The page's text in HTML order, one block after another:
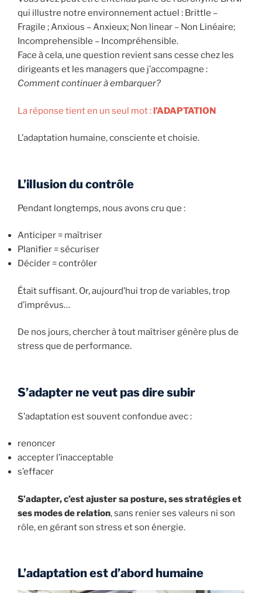
qui illustre notre environnement actuel : Brittle –
Fragile ; Anxious – Anxieux; Non linear – Non Linéaire;
Incomprehensible – Incompréhensible.
Face à cela, une question revient sans cesse chez les
dirigeants et les managers que j’accompagne :
Comment continuer à embarquer?
La réponse tient en un seul mot :l’ADAPTATION
L’adaptation humaine, consciente et choisie.
L’illusion du contrôle
Pendant longtemps, nous avons cru que :
Anticiper = maîtriser
Planifier = sécuriser
Décider = contrôler
Était suffisant. Or, aujourd’hui trop de variables, trop
d’imprévus…
De nos jours, chercher à tout maîtriser génère plus de
stress que de performance.
S’adapter ne veut pas dire subir
S’adaptation est souvent confondue avec :
renoncer
accepter l’inacceptable
s’effacer
S’adapter, c’est ajuster sa posture, ses stratégies et
ses modes de relation, sans renier ses valeurs ni son
rôle, en gérant son stress et son énergie.
L’adaptation est d’abord humaine